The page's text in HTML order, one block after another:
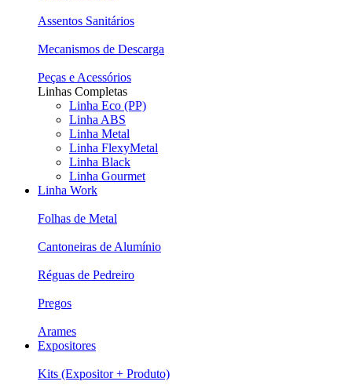
Assentos Sanitários
Mecanismos de Descarga
Peças e Acessórios
Linhas Completas
Linha Eco (PP)
Linha ABS
Linha Metal
Linha FlexyMetal
Linha Black
Linha Gourmet
Linha Work
Folhas de Metal
Cantoneiras de Alumínio
Réguas de Pedreiro
Pregos
Arames
Expositores
Kits (Expositor + Produto)